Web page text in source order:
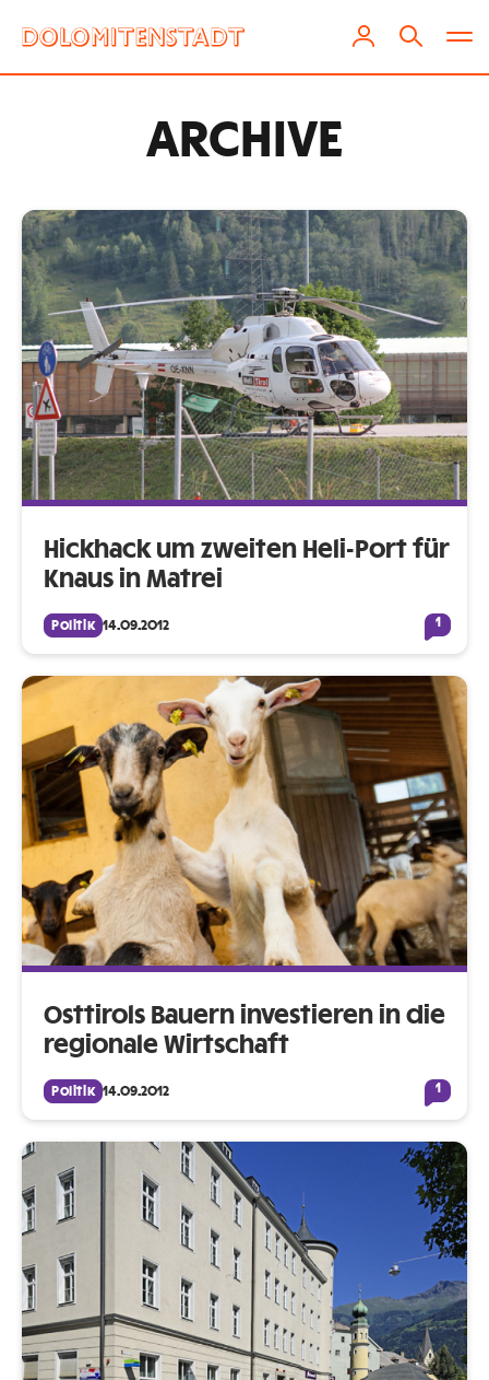
ARCHIVE
Hickhack um zweiten Heli-Port für
Knaus in Matrei
Politik 14.09.2012 1
Osttirols Bauern investieren in die
regionale Wirtschaft
Politik 14.09.2012 1